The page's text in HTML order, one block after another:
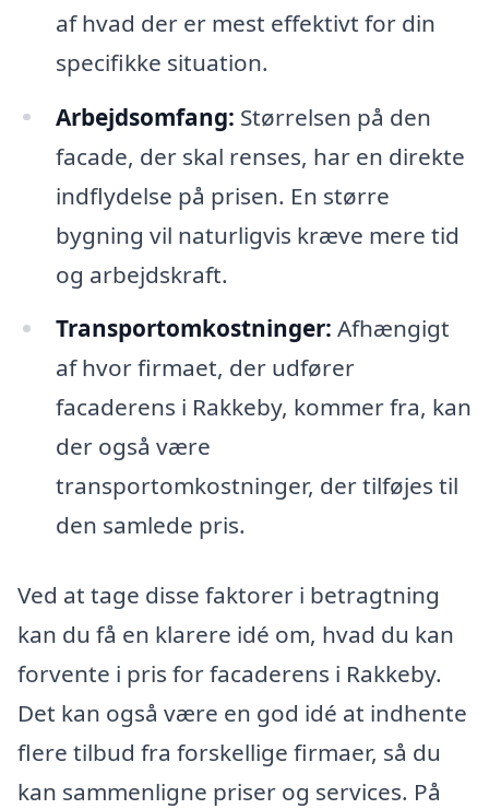
af hvad der er mest effektivt for din
specifikke situation.
Arbejdsomfang: Størrelsen på den
facade, der skal renses, har en direkte
indflydelse på prisen. En større
bygning vil naturligvis kræve mere tid
og arbejdskraft.
Transportomkostninger: Afhængigt
af hvor firmaet, der udfører
facaderens i Rakkeby, kommer fra, kan
der også være
transportomkostninger, der tilføjes til
den samlede pris.
Ved at tage disse faktorer i betragtning
kan du få en klarere idé om, hvad du kan
forvente i pris for facaderens i Rakkeby.
Det kan også være en god idé at indhente
flere tilbud fra forskellige firmaer, så du
kan sammenligne priser og services. På